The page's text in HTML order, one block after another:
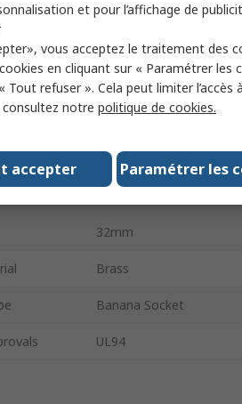
Female
Tab
25A
4 mm
32mm
Brass
Banana Socket
UL94
et pour l’affichage de
vous acceptez le traitement des
en cliquant sur « Paramétrer les
Tout refuser ». Cela peut limiter
consultez notre politique de cookies.
accepter Paramétrer les